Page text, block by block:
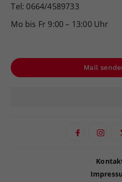
Tel: 0664/4589733
Mo bis Fr 9:00 – 13:00 Uhr
Mail